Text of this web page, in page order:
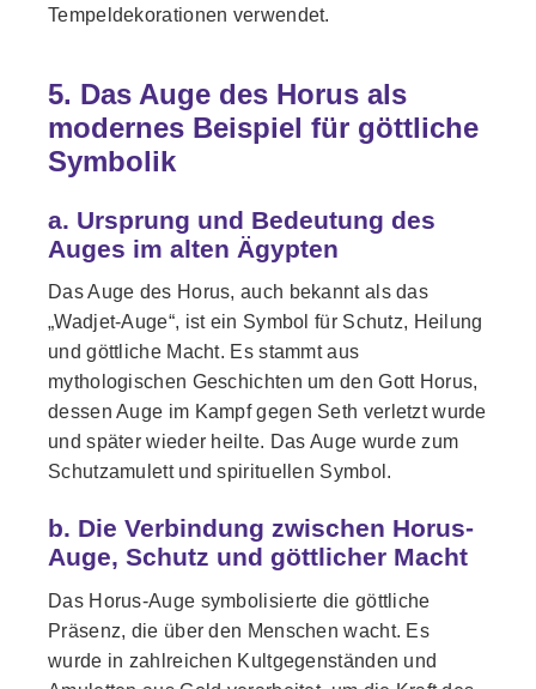
Tempeldekorationen verwendet.
5. Das Auge des Horus als
modernes Beispiel für göttliche
Symbolik
a. Ursprung und Bedeutung des
Auges im alten Ägypten
Das Auge des Horus, auch bekannt als das
„Wadjet-Auge“, ist ein Symbol für Schutz, Heilung
und göttliche Macht. Es stammt aus
mythologischen Geschichten um den Gott Horus,
dessen Auge im Kampf gegen Seth verletzt wurde
und später wieder heilte. Das Auge wurde zum
Schutzamulett und spirituellen Symbol.
b. Die Verbindung zwischen Horus-
Auge, Schutz und göttlicher Macht
Das Horus-Auge symbolisierte die göttliche
Präsenz, die über den Menschen wacht. Es
wurde in zahlreichen Kultgegenständen und